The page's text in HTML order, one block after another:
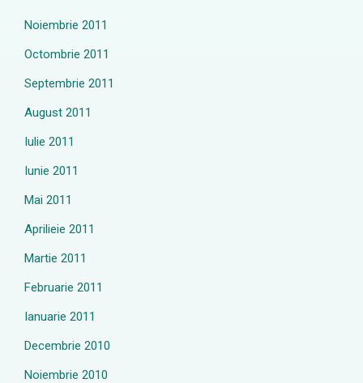
Noiembrie 2011
Octombrie 2011
Septembrie 2011
August 2011
Iulie 2011
Iunie 2011
Mai 2011
Aprilieie 2011
Martie 2011
Februarie 2011
Ianuarie 2011
Decembrie 2010
Noiembrie 2010